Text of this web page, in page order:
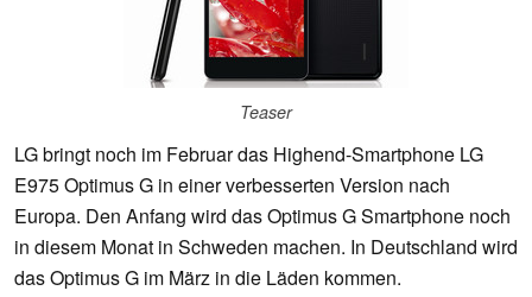
Teaser
LG bringt noch im Februar das Highend-Smartphone LG
E975 Optimus G in einer verbesserten Version nach
Europa. Den Anfang wird das Optimus G Smartphone noch
in diesem Monat in Schweden machen. In Deutschland wird
das Optimus G im März in die Läden kommen.